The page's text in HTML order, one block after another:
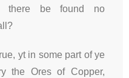
there be found no
yt in some part of ye
the Ores of Copper,